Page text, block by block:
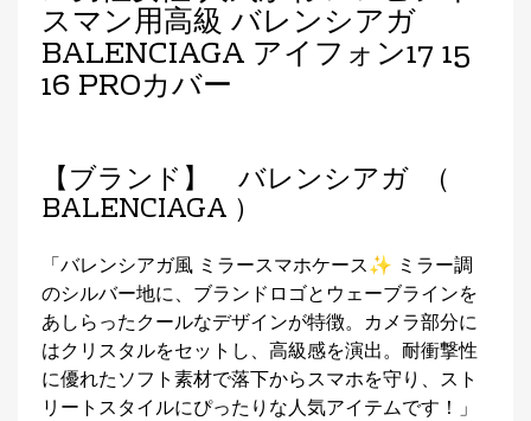
スマン用高級 バレンシアガ
BALENCIAGA アイフォン17 15
16 PROカバー
【ブランド】 バレンシアガ （
BALENCIAGA ）
「バレンシアガ風 ミラースマホケース✨ ミラー調
のシルバー地に、ブランドロゴとウェーブラインを
あしらったクールなデザインが特徴。カメラ部分に
はクリスタルをセットし、高級感を演出。耐衝撃性
に優れたソフト素材で落下からスマホを守り、スト
リートスタイルにぴったりな人気アイテムです！」